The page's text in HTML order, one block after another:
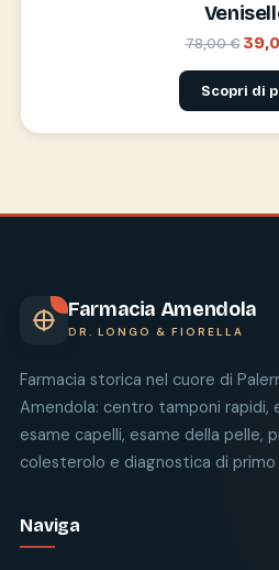
78,00 €
Scopri di
Farmacia Amendola
DR. LONGO & FIORELLA
Farmacia storica nel cuore di
Amendola: centro tamponi rapidi,
esame capelli, esame della pelle,
colesterolo e diagnostica di primo
Naviga